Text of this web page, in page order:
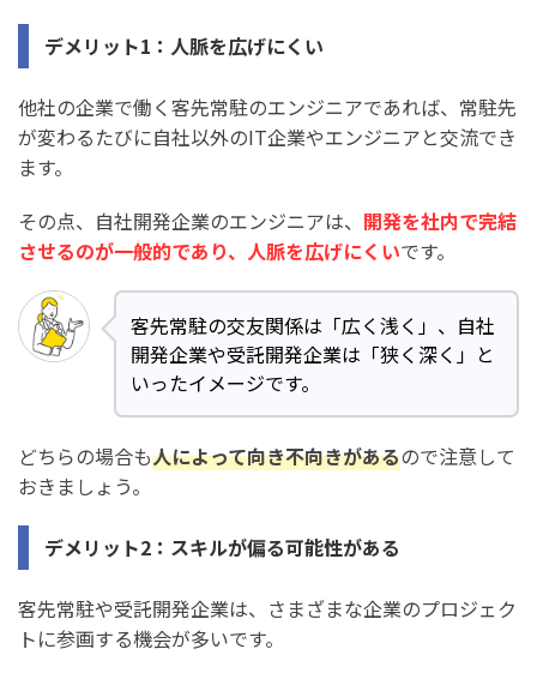
デメリット1：人脈を広げにくい
他社の企業で働く客先常駐のエンジニアであれば、常駐先
が変わるたびに自社以外のIT企業やエンジニアと交流でき
ます。
その点、自社開発企業のエンジニアは、 開発を社内で完結
させるのが一般的であり、人脈を広げにくいです。
客先常駐の交友関係は「広く浅く」、自社
開発企業や受託開発企業は「狭く深く」と
いったイメージです。
どちらの場合も人によって向き不向きがあるので注意して
おきましょう。
デメリット2：スキルが偏る可能性がある
客先常駐や受託開発企業は、さまざまな企業のプロジェク
トに参画する機会が多いです。